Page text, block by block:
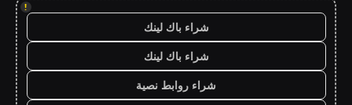
!
شراء باك لينك
شراء باك لينك
شراء روابط نصية